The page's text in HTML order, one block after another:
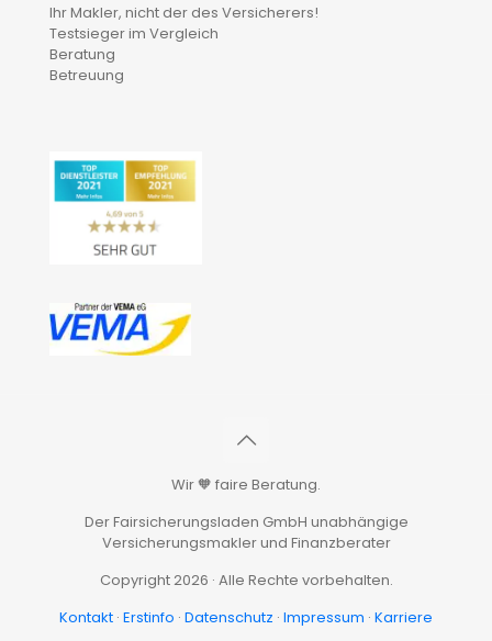
Ihr Makler, nicht der des Versicherers!
Testsieger im Vergleich
Beratung
Betreuung
Wir 🧡 faire Beratung.
Der Fairsicherungsladen GmbH unabhängige
Versicherungsmakler und Finanzberater
Copyright 2026 · Alle Rechte vorbehalten.
Kontakt · Erstinfo · Datenschutz · Impressum · Karriere